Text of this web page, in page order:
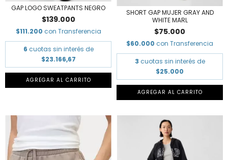
GAP LOGO SWEATPANTS NEGRO
$139.000
$111.200 con Transferencia
6 cuotas sin interés de
$23.166,67
AGREGAR AL CARRITO
SHORT GAP MUJER GRAY AND
WHITE MARL
$75.000
$60.000 con Transferencia
3 cuotas sin interés de
$25.000
AGREGAR AL CARRITO